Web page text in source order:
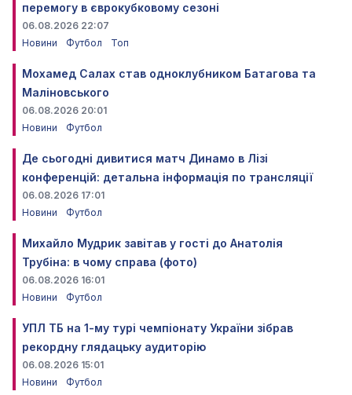
перемогу в єврокубковому сезоні
06.08.2026 22:07
Новини
Футбол Топ
Мохамед Салах став одноклубником Батагова та
Маліновського
06.08.2026 20:01
Новини
Футбол
Де сьогодні дивитися матч Динамо в Лізі
конференцій: детальна інформація по трансляції
06.08.2026 17:01
Новини
Футбол
Михайло Мудрик завітав у гості до Анатолія
Трубіна: в чому справа (фото)
06.08.2026 16:01
Новини
Футбол
УПЛ ТБ на 1-му турі чемпіонату України зібрав
рекордну глядацьку аудиторію
06.08.2026 15:01
Новини
Футбол